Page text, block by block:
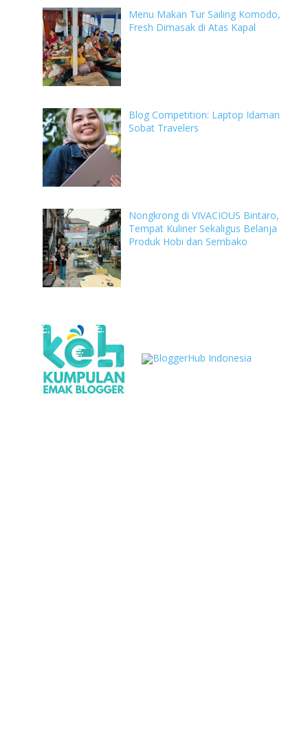
Menu Makan Tur Sailing Komodo,
Fresh Dimasak di Atas Kapal
Blog Competition: Laptop Idaman
Sobat Travelers
Nongkrong di VIVACIOUS Bintaro,
Tempat Kuliner Sekaligus Belanja
Produk Hobi dan Sembako